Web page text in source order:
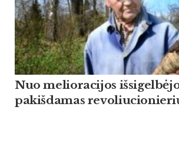
Nuo melioracijos
pakišdamas